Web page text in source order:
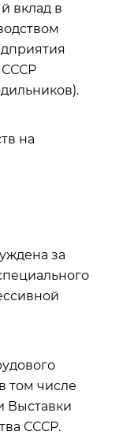
вклад в
СССР
на
за
том числе
Выставки
СССР.